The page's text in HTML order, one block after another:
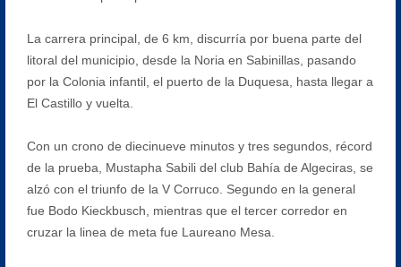
La carrera principal, de 6 km, discurría por buena parte del
litoral del municipio, desde la Noria en Sabinillas, pasando
por la Colonia infantil, el puerto de la Duquesa, hasta llegar a
El Castillo y vuelta.
Con un crono de diecinueve minutos y tres segundos, récord
de la prueba, Mustapha Sabili del club Bahía de Algeciras, se
alzó con el triunfo de la V Corruco. Segundo en la general
fue Bodo Kieckbusch, mientras que el tercer corredor en
cruzar la linea de meta fue Laureano Mesa.